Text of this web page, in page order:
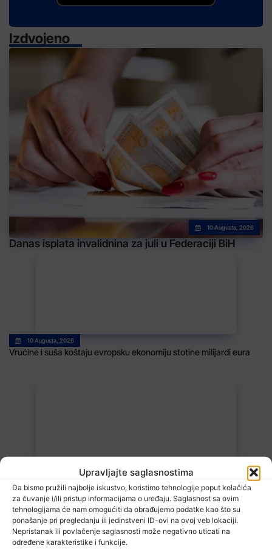
Upravljajte saglasnostima
Da bismo pružili najbolje iskustvo, koristimo tehnologije poput kolačića
za čuvanje i/ili pristup informacijama o uređaju. Saglasnost sa ovim
tehnologijama će nam omogućiti da obrađujemo podatke kao što su
ponašanje pri pregledanju ili jedinstveni ID-ovi na ovoj veb lokaciji.
Nepristanak ili povlačenje saglasnosti može negativno uticati na
određene karakteristike i funkcije.
Izdvojeno
10 Augusta, 2026
Danas isplata invalidnina za juli u Federaciji BiH
10 Augusta, 2026
Vrućine i suša koštaju evropsku ekonomiju stotine milijardi eura
Od ranog jutra kilometarske kolone na izlazu iz BiH